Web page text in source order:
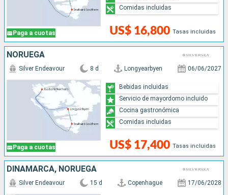
Paga a cuotas US$ 16,800 Tasas incluidas
Comidas incluidas
NORUEGA
Paga a cuotas
Silver Endeavour 8 d Longyearbyen 06/06/2027
US$ 17,400 Tasas incluidas
Bebidas incluidas
Servicio de mayordomo incluido
Cocina gastronómica
Comidas incluidas
DINAMARCA, NORUEGA
Silver Endeavour 15 d Copenhague 17/06/2028